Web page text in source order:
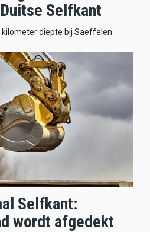
Selfkant
diepte bij Saeffelen.
Selfkant:
wordt afgedekt